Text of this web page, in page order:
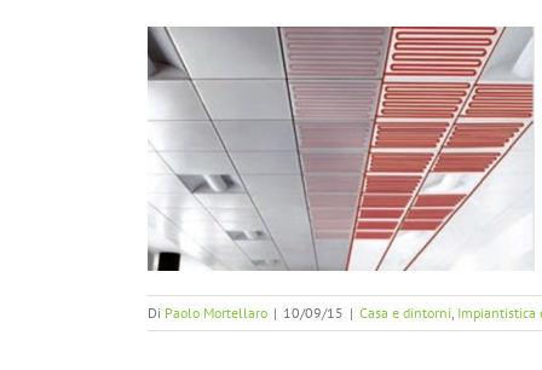
Di Paolo Mortellaro | 10/09/15 | Casa e dintorni Impiantistica